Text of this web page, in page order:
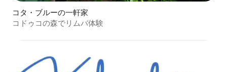
コタ・ブルーの一軒家
コドゥコの森でリムバ体験